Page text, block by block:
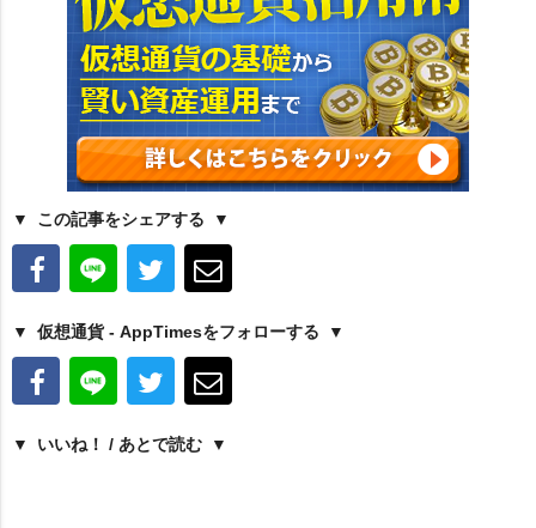
この記事をシェアする
仮想通貨 - AppTimesをフォローする
いいね！ / あとで読む